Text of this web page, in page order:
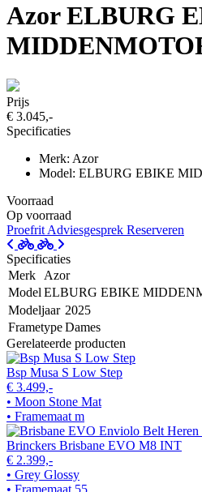
Azor ELBURG
Prijs
€ 3.045,-
Specificaties
Merk: Azor
Model: ELBURG EBIKE
Voorraad
Op voorraad
Proefrit Adviesgesprek Reserveren
Specificaties
Merk
Azor
Model ELBURG EBIKE
Modeljaar 2025
FrametypeDames
Gerelateerde producten
Bsp Musa S Low Step
€ 3.499,-
• Moon Stone Mat
• Framemaat m
Brinckers Brisbane EVO M8 INT
€ 2.399,-
• Grey Glossy
• Framemaat 55